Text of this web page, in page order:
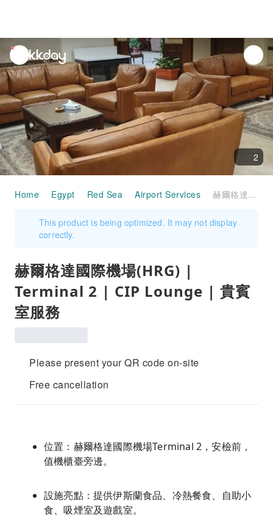
unread
notifications
2
Home Egypt Red Sea Airport Services 赫爾格達國際機場(HRG) | Terminal 2 | CIP Lounge | 貴賓室服務
This product is being optimized. It may not display
correctly.
赫爾格達國際機場(HRG) |
Terminal 2 | CIP Lounge | 貴賓
室服務
Please present your QR code on-site
Free cancellation
位置：赫爾格達國際機場Terminal 2，安檢前，
值機櫃臺旁邊。
設施亮點：提供伊斯蘭食品、冷熱餐食、自助小
食、吸煙室及遊戲室。